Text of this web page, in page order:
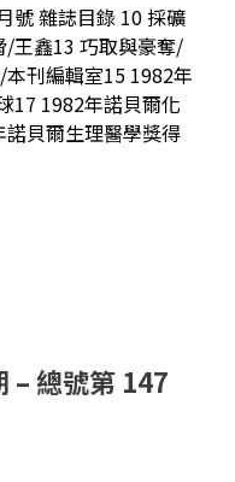
號 雜誌目錄 10 採礦
/王鑫13 巧取與豪奪/
刊編輯室15 1982年
17 1982年諾貝爾化
貝爾生理醫學獎得
– 總號第 147